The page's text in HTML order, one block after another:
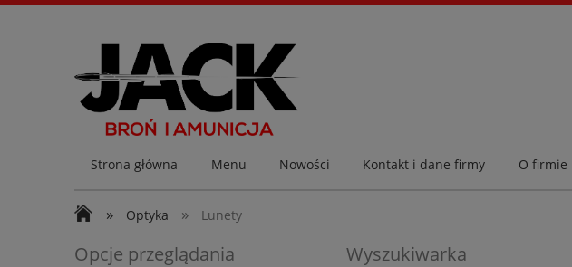
Strona główna Menu Nowości Kontakt i dane firmy O firmie
» Optyka » Lunety
Opcje przeglądania Wyszukiwarka